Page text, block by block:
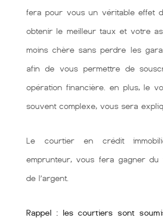
fera pour vous un véritable effet
obtenir le meilleur taux et votre
moins chère sans perdre les
afin de vous permettre de
opération financière. en plus, le
souvent complexe, vous sera
Le courtier en crédit
emprunteur, vous fera gagner du
de l’argent.
Rappel : les courtiers sont